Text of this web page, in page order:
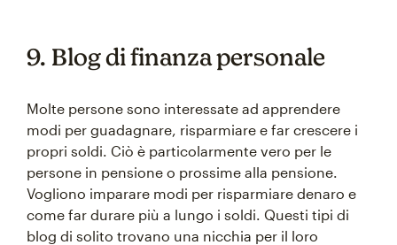
9. Blog di finanza personale
Molte persone sono interessate ad apprendere
modi per guadagnare, risparmiare e far crescere i
propri soldi. Ciò è particolarmente vero per le
persone in pensione o prossime alla pensione.
Vogliono imparare modi per risparmiare denaro e
come far durare più a lungo i soldi. Questi tipi di
blog di solito trovano una nicchia per il loro